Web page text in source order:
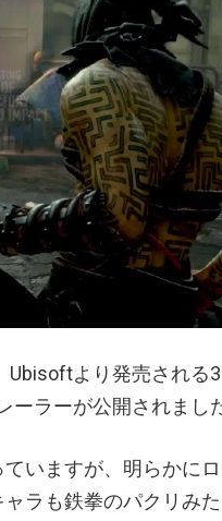
Ubisoftより発売される
ーラーが公開されまし
いますが、明らかに
ラも鉄拳のパクリみ